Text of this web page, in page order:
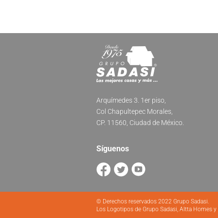
Arquímedes 3. 1er piso,
Col Chapultepec Morales,
CP. 11560, Ciudad de México.
Síguenos
© Derechos reservados 2022 Grupo Sadasi.
Los Logotipos de Grupo Sadasi, Altta Homes